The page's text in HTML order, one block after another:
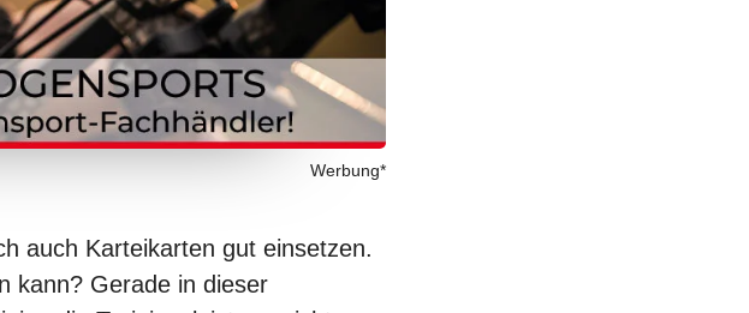
Werbung*
auch Karteikarten gut einsetzen.
kann? Gerade in dieser